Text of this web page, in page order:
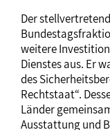
Der
weitere
Dienstes aus. Er
des
Rechtstaat“.
Länder
Ausstattung und